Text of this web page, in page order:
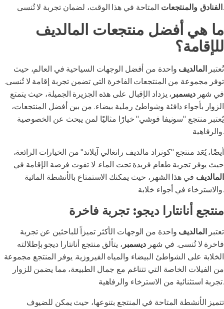
الفنادق والمنتجعاتالمتاحة في هذا الوقت، لضمان تجربة لا تُنسى.
ما هي أفضل منتجعات المالديف
للإقامة؟
تُعتبر المالديف واحدة من أفضل الوجهات السياحية في العالم، حيث
توفر مجموعة من المنتجعات الفاخرة التي تضمن تجربة إقامة لا تُنسى.
في شهرديسمبر ، يزداد الإقبال على هذه الجزيرة الجميلة، حيث يتمتع
الزوار بأجواء دافئة وشواطئ رملية بيضاء. من بين أفضل المنتجعات،
يُعتبر منتجع "سونيفا فوشي" خيارًا مثاليًا لمن يبحث عن الخصوصية
والرفاهية.
أيضًا، يُعَد منتجع "كونراد مالديف رانغالي آيلاند" من الخيارات الرائعة،
حيث يوفر تجربة طعام فريدة تحت الماء. لا تفوت فرصة الإقامة في
المالديف في هذا الشهر، حيث يمكنك الاستمتاع بالأنشطة المائية
والاسترخاء في أجواء خلابة.
منتجع أنانتارا ديجو: تجربة فاخرة
تعتبر المالديف واحدة من الوجهات الأكثر تميزاً للباحثين عن تجربة
فاخرة لا تُنسى. في شهر ديسمبر ، يتألق منتجع أنانتارا ديجو بإطلالته
الخلابة على الشواطئ البيضاء والمياه الفيروزية. يوفر المنتجع مجموعة
من الفيلات الخاصة التي تتناغم مع جمال الطبيعة، مما يضمن للزوار
تجربة استثنائية من الاسترخاء والرفاهية.
تتميز الأنشطة المتاحة في المنتجع بتنوعها، حيث يمكن للضيوف